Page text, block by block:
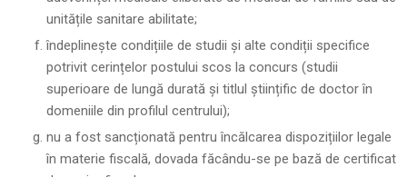
unitățile sanitare abilitate;
îndeplinește condițiile de studii și alte condiții specifice
potrivit cerințelor postului scos la concurs (studii
superioare de lungă durată și titlul științific de doctor în
domeniile din profilul centrului);
nu a fost sancționată pentru încălcarea dispozițiilor legale
în materie fiscală, dovada făcându-se pe bază de certificat